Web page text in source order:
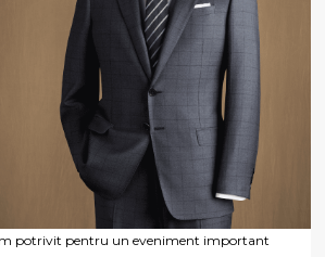
potrivit pentru un eveniment important